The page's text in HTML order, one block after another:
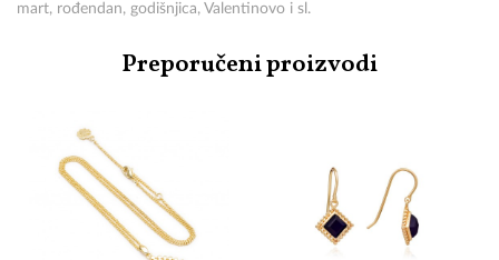
mart, rođendan, godišnjica, Valentinovo i sl.
Preporučeni proizvodi